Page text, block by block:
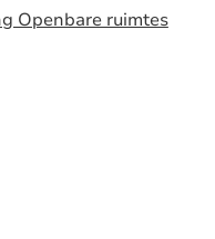
Openbare ruimtes